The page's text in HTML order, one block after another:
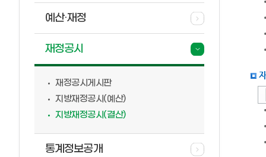
예산·재정
재정공시
재정공시게시판
지방재정공시(예산)
지방재정공시(결산)
통계정보공개